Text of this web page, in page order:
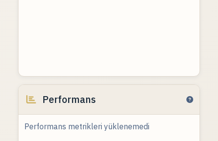
Performans
Performans metrikleri yüklenemedi